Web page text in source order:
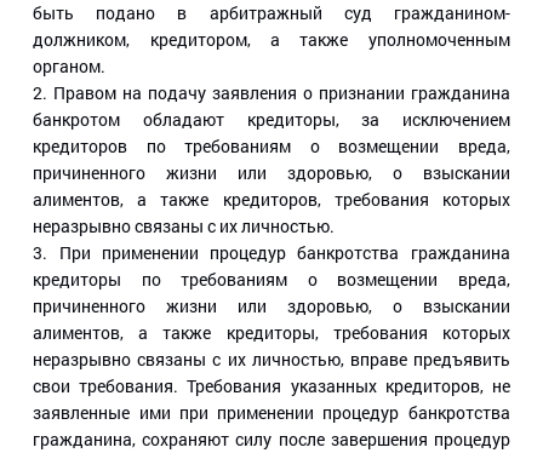
быть подано в арбитражный суд гражданином-
должником, кредитором, а также уполномоченным
органом.
2. Правом на подачу заявления о признании гражданина
банкротом обладают кредиторы, за исключением
кредиторов по требованиям о возмещении вреда,
причиненного жизни или здоровью, о взыскании
алиментов, а также кредиторов, требования которых
неразрывно связаны с их личностью.
3. При применении процедур банкротства гражданина
кредиторы по требованиям о возмещении вреда,
причиненного жизни или здоровью, о взыскании
алиментов, а также кредиторы, требования которых
неразрывно связаны с их личностью, вправе предъявить
свои требования. Требования указанных кредиторов, не
заявленные ими при применении процедур банкротства
гражданина, сохраняют силу после завершения процедур